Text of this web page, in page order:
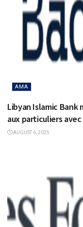
AMA
Libyan Islamic Bank
aux particuliers
AUGUST 6, 2025